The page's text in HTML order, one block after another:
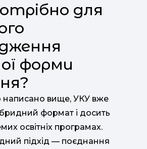
для
форми
вище, УКУ вже
формат і досить
освітніх програмах.
підхід — поєднання